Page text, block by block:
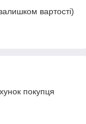
вартості)
покупця